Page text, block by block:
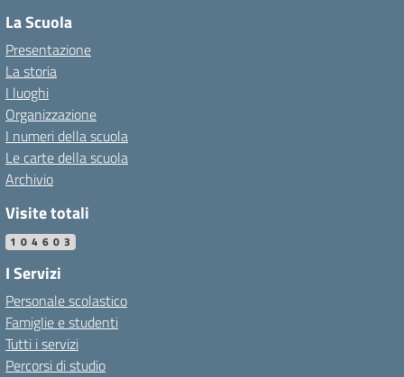
La Scuola
Presentazione
La storia
I luoghi
Organizzazione
I numeri della scuola
Le carte della scuola
Archivio
Visite totali
104603
I Servizi
Personale scolastico
Famiglie e studenti
Tutti i servizi
Percorsi di studio